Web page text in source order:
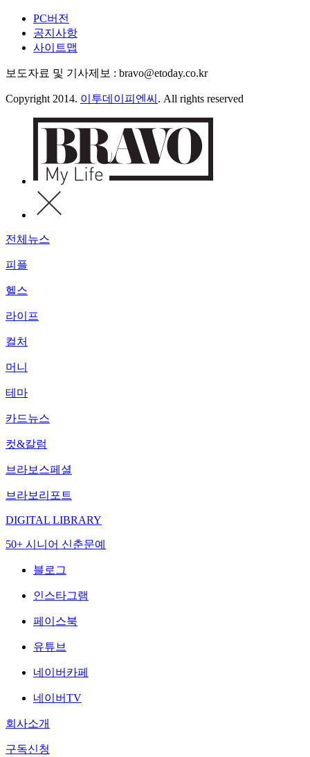
PC버전
공지사항
사이트맵
보도자료 및 기사제보 : bravo@etoday.co.kr
Copyright 2014. 이투데이피엔씨 . All rights reserved
전체뉴스
피플
헬스
라이프
컬처
머니
테마
카드뉴스
컷&칼럼
브라보스페셜
브라보리포트
DIGITAL LIBRARY
50+ 시니어 신춘문예
블로그
인스타그램
페이스북
유튜브
네이버카페
네이버TV
회사소개
구독신청